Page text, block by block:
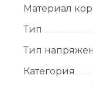
Материал
Тип
Тип
Категория